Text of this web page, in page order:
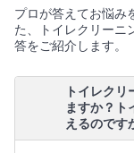
プロが答えてお悩み
た、トイレクリーニ
答をご紹介します。
トイレク
ますか？ト
えるのです